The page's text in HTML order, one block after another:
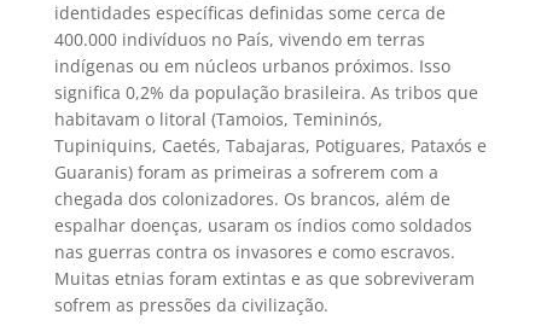
identidades específicas definidas some cerca de
400.000 indivíduos no País, vivendo em terras
indígenas ou em núcleos urbanos próximos. Isso
significa 0,2% da população brasileira. As tribos que
habitavam o litoral (Tamoios, Temininós,
Tupiniquins, Caetés, Tabajaras, Potiguares, Pataxós e
Guaranis) foram as primeiras a sofrerem com a
chegada dos colonizadores. Os brancos, além de
espalhar doenças, usaram os índios como soldados
nas guerras contra os invasores e como escravos.
Muitas etnias foram extintas e as que sobreviveram
sofrem as pressões da civilização.